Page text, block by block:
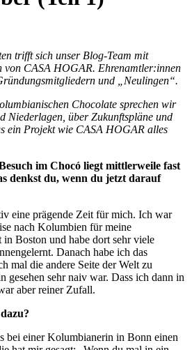
trifft sich unser Blog-Team mit
von CASA HOGAR. Ehrenamtler:innen
und „Neulingen“.
Chocolate sprechen wir
Niederlagen, über Zukunftspläne und
ein Projekt wie CASA HOGAR alles
im Chocó liegt mittlerweile fast
denkst du, wenn du jetzt darauf
eine prägende Zeit für mich. Ich war
nach Kolumbien für meine
Boston und habe dort sehr viele
Danach habe ich das
mal die andere Seite der Welt zu
gesehen sehr naiv war. Dass ich dann in
aber reiner Zufall.
bei einer Kolumbianerin in Bonn einen